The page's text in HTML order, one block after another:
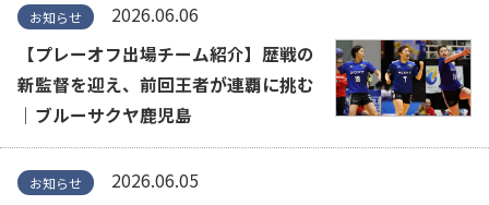
お知らせ
2026.06.06
【プレーオフ出場チーム紹介】歴戦の
新監督を迎え、前回王者が連覇に挑む
｜ブルーサクヤ鹿児島
お知らせ
2026.06.05